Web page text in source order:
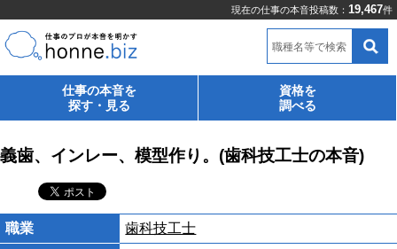
現在の仕事の本音投稿数： 19,467件
職種名等で検索
仕事の本音を
探す・見る
資格を
調べる
義歯、インレー、模型作り。(歯科技工士の本音)
職業
歯科技工士